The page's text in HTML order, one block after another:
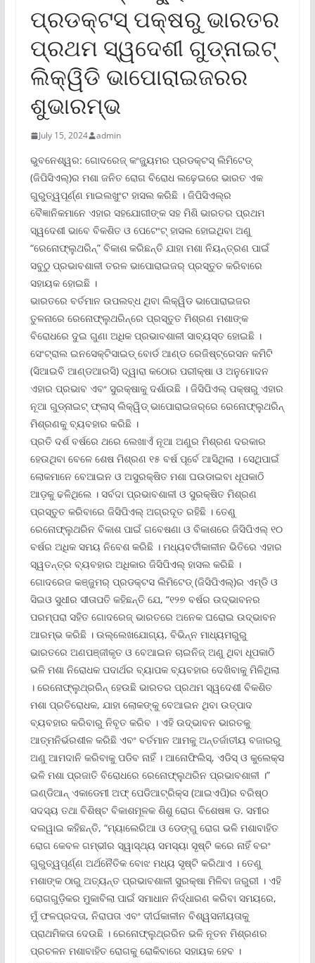
ପ୍ରଡକ୍ଟସ୍ ପକ୍ଷରୁ ଭାରତର
ପ୍ରଥମ ସ୍ୱଦେଶୀ ଗୁଡ୍‌ନାଇଟ୍
ଲିକ୍ୱିଡି ଭାପୋରାଇଜରର
ଶୁଭାରମ୍ଭ
July 15, 2024 admin
ଭୁବନେଶ୍ୱର: ଗୋଦରେଜ୍ କଂଜ୍ୟୁମର ପ୍ରଡକ୍ଟସ୍ ଲିମିଟେଡ୍
(ଜିପିସିଏଲ୍‌)ର ମଶା ଜନିତ ରୋଗ ବିରୋଧ ଲଢ଼େଇରେ ଭାରତ ଏକ
ଗୁରୁତ୍ୱପୂର୍ଣ୍ଣ ମାଇଲଖୁଂଟ ହାସଲ କରିଛି । ଜିପିସିଏଲ୍‌ର
ବୈଜ୍ଞାନିକମାନେ ଏହାର ସହଯୋଗୀଙ୍କ ସହ ମିଶି ଭାରତର ପ୍ରଥମ
ସ୍ୱଦେଶୀ ଭାବେ ବିକଶିତ ଓ ପେଟେଂଟ୍ ହାସଲ ହୋଇଥିବା ଅଣୁ
“ରେନୋଫ୍ଲୁଥରିନ୍‌” ବିକାଶ କରିଛନ୍ତି ଯାହା ମଶା ନିୟନ୍ତ୍ରଣ ପାଇଁ
ସବୁଠୁ ପ୍ରଭାବଶାଳୀ ତରଳ ଭାପୋରାଇଜର୍ ପ୍ରସ୍ତୁତ କରିବାରେ
ସହାୟକ ହୋଇଛି ।
ଭାରତରେ ବର୍ତମାନ ଉପଲବ୍ଧ ଥିବା ଲିକ୍ୱିଡ ଭାପୋରାଇଜର
ତୁଳନାରେ ରେନୋଫ୍ଲୁଥରିନ୍‌ରେ ପ୍ରସ୍ତୁତ ମିଶ୍ରଣ ମଶାଙ୍କ
ବିରୋଧରେ ଦୁଇ ଗୁଣା ଅଧିକ ପ୍ରଭାବଶାଳୀ ସାବ୍ୟସ୍ତ ହୋଇଛି ।
ସେଂଟ୍ରାଲ ଇନସେକ୍ଟିସାଇଡ୍ ବୋର୍ଡ ଆଣ୍ଡ ରେଜିଷ୍ଟ୍ରେସନ କମିଟି
(ସିଆଇବି ଆଣ୍ଡଆରସି) ଦ୍ୱାରା କଠୋର ପରୀକ୍ଷା ଓ ଅନୁମୋଦନ
ଏହାର ପ୍ରଭାବ ଏବଂ ସୁରକ୍ଷାକୁ ଦର୍ଶାଉଛି । ଜିସିପିଏଲ୍ ପକ୍ଷରୁ ଏହାର
ନୂଆ ଗୁଡ୍‌ନାଇଟ୍ ଫ୍ଲାସ୍ ଲିକ୍ୱିଡ୍ ଭାପୋରାଇଜର୍‌ରେ ରେନୋଫ୍ଲୁଥରିନ୍
ମିଶ୍ରଣକୁ ବ୍ୟବହାର କରିଛି ।
ପ୍ରତି ଦର୍ଶ ବର୍ଷରେ ଥରେ ଲେଖାଏଁ ନୂଆ ଅଣୁର ମିଶ୍ରଣ ଦରକାର
ହେଉଥିବା ବେଳେ ଶେଷ ମିଶ୍ରଣ ୧୫ ବର୍ଷ ପୂର୍ବେ ଆସିଥିଲା । ସେଥିପାଇଁ
ଲୋକମାନେ ବେଆଇନ ଓ ଅସୁରକ୍ଷିତ ମଶା ଘଉଡାଇବା ଧୂପକାଠି
ଆଡ଼କୁ ଢଳିଥିଲେ । ସର୍ବଦା ପ୍ରଭାବଶାଳୀ ଓ ସୁରକ୍ଷିତ ମିଶ୍ରଣ
ପ୍ରସ୍ତୁତ କରିବାରେ ଜିସିପିଏଲ୍ ଅଗ୍ରଦୂତ ରହିଛି । ତେଣୁ
ରେନୋଫ୍ଲୁଥରିନ ବିକାଶ ପାଇଁ ଗବେଷଣା ଓ ବିକାଶରେ ଜିସିପିଏଲ୍ ୧୦
ବର୍ଷର ଅଧିକ ସମୟ ନିବେଶ କରିଛି । ମଧ୍ୟବର୍ତୀକାଳୀନ ଭିତିରେ ଏହାର
ସ୍ୱତନ୍ତ୍ର ବ୍ୟବହାର ଅଧିକାର ଜିସିପିଏଲ୍ ହାସଲ କରିଛି ।
ଗୋଦରେଜ କଞ୍ଜୁମର୍ ପ୍ରଡକ୍ଟସ ଲିମିଟେଡ୍ (ଜିସିପିଏଲ୍‌)ର ଏମ୍‌ଡି ଓ
ସିଇଓ ସୁଧୀର ସୀତାପତି କହିଛନ୍ତି ଯେ, “୧୨୭ ବର୍ଷର ଉଦ୍ଭାବନର
ପରମ୍ପରା ସହିତ ଗୋଦରେଜ୍ ଭାରତରେ ଅନେକ ଘରୋଇ ଉଦ୍ଭାବନ
ଆରମ୍ଭ କରିଛି । ଉଲ୍ଲେଖଯୋଗ୍ୟ, ବିଭିନ୍ନ ମାଧ୍ୟମରୁରୁ
ଭାରତରେ ଅଣପଞ୍ଜୀକୃତ ଓ ବେଆଇନ ଚାଇନିଜ୍ ଅଣୁ ଥିବା ଧୂପକାଠି
ଭଳି ମଶା ନିରୋଧକ ପଦାର୍ଥର ବ୍ୟାପକ ବ୍ୟବହାର ଦେଖିବାକୁ ମିଳିଥିଲା
। ରେନୋଫ୍ଲୁଥ୍ରରିନ୍ ହେଉଛି ଭାରତର ପ୍ରଥମ ସ୍ୱଦେଶୀ ବିକଶିତ
ମଶା ପ୍ରତିରୋଧକ, ଯାହା ଲୋକଙ୍କୁ ବେଆଇନ ଥିବା ଉତ୍ପାଦ
ବ୍ୟବହାର କରିବାରୁ ନିବୃତ କରିବ । ଏହି ଉଦ୍ଭାବନ ଭାରତକୁ
ଆତ୍ମନିର୍ଭରଶୀଳ କରିଛି ଏବଂ ବର୍ତମାନ ଆମକୁ ଅନ୍ତର୍ଜାତୀୟ ବଜାରରୁ
ଅଣୁ ଆମଦାନି କରିବାକୁ ପଡିବ ନାହିଁ । ଆନୋଫିଲିସ୍‌, ଏଡିସ୍ ଓ କୁଲେକ୍ସ
ଭଳି ମଶା ପ୍ରଜାତି ବିରୋଧରେ ରେନୋଫ୍ଲୁଥରିନ ପ୍ରଭାବଶାଳୀ ।”
ଇଣ୍ଡିଆନ୍ ଏକାଡେମୀ ଅଫ୍ ପେଡିଆଟ୍ରିକ୍ସ (ଆଇଏପି)ର ବରିଷ୍ଠ
ସଦସ୍ୟ ତଥା ବିଶିଷ୍ଟ ବିକାଶମୂଳକ ଶିଶୁ ରୋଗ ବିଶେଷଜ୍ଞ ଡ. ସମୀର
ଦଲୱାଇ କହିଛନ୍ତି, “ମ୍ୟାଲେରିଆ ଓ ଡେଙ୍ଗୁ ରୋଗ ଭଳି ମଶାବାହିତ
ରୋଗ କେବଳ ଗମ୍ଭୀର ସ୍ୱାସ୍ଥ୍ୟ ସମସ୍ୟା ସୃଷ୍ଟି କରେ ନାହିଁ ବରଂ
ଗୁରୁତ୍ୱପୂର୍ଣ୍ଣ ଅର୍ଥନୈତିକ ବୋଝ ମଧ୍ୟ ସୃଷ୍ଟି କରିଥାଏ । ତେଣୁ
ମଶାଙ୍କ ଠାରୁ ଅତ୍ୟନ୍ତ ପ୍ରଭାବଶାଳୀ ସୁରକ୍ଷା ମିଳିବା ଜରୁରୀ । ଏହି
ରୋଗଗୁଡ଼ିକର ମୁକାବିଲା ପାଇଁ ସମାଧାନ ନିର୍ଦ୍ଧାରଣ କରିବା ସମୟରେ,
ମୁଁ ଫଳପ୍ରଦତା, ନିରାପତା ଏବଂ ଦୀର୍ଘକାଳୀନ ବିଶ୍ୱସନୀୟତାକୁ
ପ୍ରାଥମିକତା ଦେଉଛି । ରେନୋଫ୍ଲୁଥ୍ରରିନ ଭଳି ନୂତନ ମିଶ୍ରଣର
ପ୍ରଚଳନ ମଶାବାହିତ ରୋଗକୁ ରୋକିବାରେ ସହାୟକ ହେବ ।